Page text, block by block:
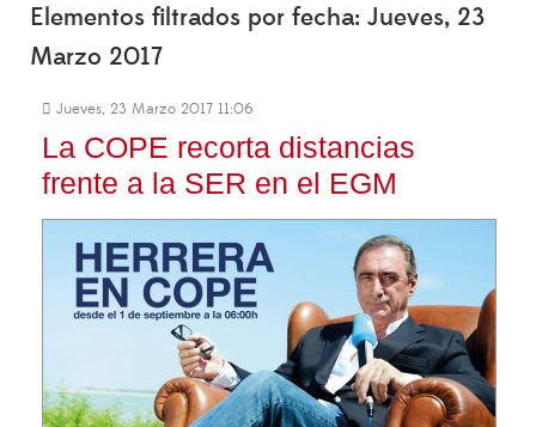
Elementos filtrados por fecha: Jueves, 23
Marzo 2017
Jueves, 23 Marzo 2017 11:06
La COPE recorta distancias
frente a la SER en el EGM